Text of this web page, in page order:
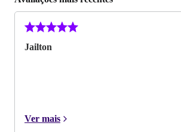
Jailton
Ver mais